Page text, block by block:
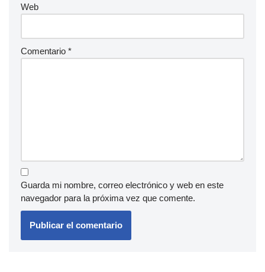
Web
Comentario *
Guarda mi nombre, correo electrónico y web en este
navegador para la próxima vez que comente.